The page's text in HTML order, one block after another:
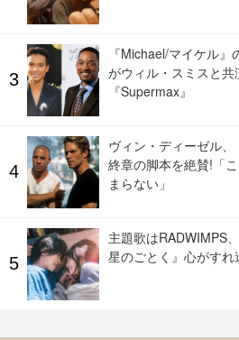
『Michael/マイケル
がウィル・スミスと
『Supermax』
ヴィン・ディーゼル
終章の脚本を絶賛!「
まらない」
主題歌はRADWIMPS
星のごとく』心がすれ